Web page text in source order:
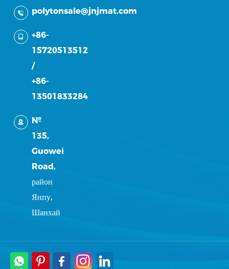
polytonsale@jnjmat.com
+86-
15720513512
/
+86-
13501833284
№
135,
Guowei
Road,
район
Янпу,
Шанхай